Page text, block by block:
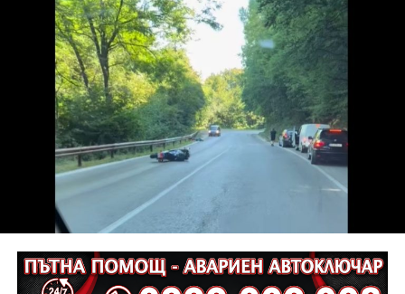
По думите ѝ мостът, построен от Първомайстора
през 1861 г. свързва двата града, обединени от
общи ценности, доверие и желание да градят
заедно. „Днес показваме модел, който дава шанс на
истинското партньорство. Във време, когато сякаш е
модерно да се разделяме, ние показваме, че два
значими за културата, индустрията и обществените
инициативи български града могат да вървят
заедно“, коментира тя.